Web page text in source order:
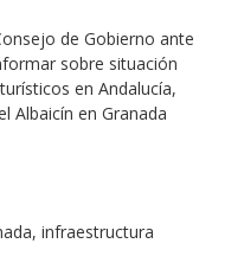
de Gobierno ante
sobre situación
en Andalucía,
Albaicín en Granada
infraestructura